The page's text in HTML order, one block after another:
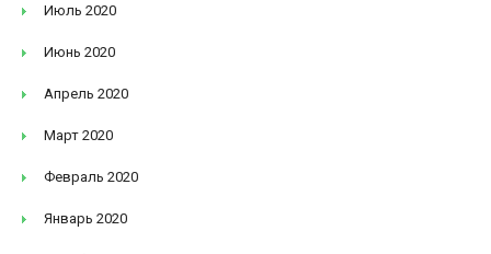
Июль 2020
Июнь 2020
Апрель 2020
Март 2020
Февраль 2020
Январь 2020